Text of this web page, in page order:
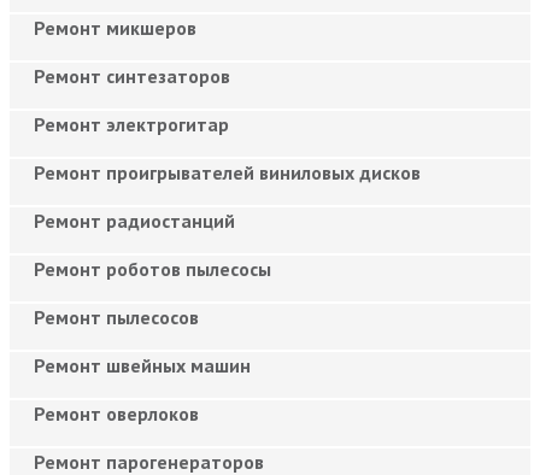
Ремонт микшеров
Ремонт синтезаторов
Ремонт электрогитар
Ремонт проигрывателей виниловых дисков
Ремонт радиостанций
Ремонт роботов пылесосы
Ремонт пылесосов
Ремонт швейных машин
Ремонт оверлоков
Ремонт парогенераторов